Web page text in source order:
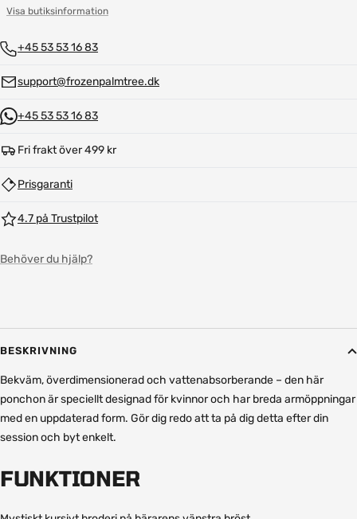
Visa butiksinformation
+45 53 53 16 83
support@frozenpalmtree.dk
+45 53 53 16 83
Fri frakt över 499 kr
Prisgaranti
4.7 på Trustpilot
Behöver du hjälp?
BESKRIVNING
Bekväm, överdimensionerad och vattenabsorberande – den här
ponchon är speciellt designad för kvinnor och har breda armöppningar
med en uppdaterad form. Gör dig redo att ta på dig detta efter din
session och byt enkelt.
FUNKTIONER